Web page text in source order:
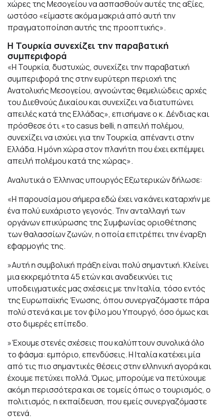
χώρες της Μεσογείου να ασπασθούν αυτές της αξίες,
ωστόσο «είμαστε ακόμα μακριά από αυτή την
πραγματοποίηση αυτής της προοπτικής».
Η Τουρκία συνεχίζει την παραβατική
συμπεριφορά
«Η Τουρκία, δυστυχώς, συνεχίζει την παραβατική
συμπεριφορά της στην ευρύτερη περιοχή της
Ανατολικής Μεσογείου, αγνοώντας θεμελιώδεις αρχές
του Διεθνούς Δικαίου και συνεχίζει να διατυπώνει
απειλές κατά της Ελλάδας», επισήμανε ο κ. Δένδιας και
πρόσθεσε ότι «το casus belli, η απειλή πολέμου,
συνεχίζει να ισχύει για την Τουρκία, απέναντι στην
Ελλάδα. Η μόνη χώρα στον πλανήτη που έχει εκπέμψει
απειλή πολέμου κατά της χώρας».
Αναλυτικά ο Έλληνας υπουργός Εξωτερικών δήλωσε:
«Η παρουσία μου σήμερα εδώ έχει να κάνει καταρχήν με
ένα πολύ ευχάριστο γεγονός. Την ανταλλαγή των
οργάνων επικύρωσης της Συμφωνίας οριοθέτησης
των θαλασσίων ζωνών, η οποία επιτρέπει την έναρξη
εφαρμογής της.
»Αυτή η συμβολική πράξη είναι πολύ σημαντική. Κλείνει
μια εκκρεμότητα 45 ετών και αναδεικνύει τις
υποδειγματικές μας σχέσεις με την Ιταλία, τόσο εντός
της Ευρωπαϊκής Ένωσης, όπου συνεργαζόμαστε πάρα
πολύ στενά και με τον φίλο μου Υπουργό, όσο όμως και
στο διμερές επίπεδο.
»Έχουμε στενές σχέσεις που καλύπτουν συνολικά όλο
το φάσμα: εμπόριο, επενδύσεις. Η Ιταλία κατέχει μία
από τις πιο σημαντικές θέσεις στην ελληνική αγορά και
έχουμε πετύχει πολλά. Όμως, μπορούμε να πετύχουμε
ακόμη περισσότερα και σε τομείς όπως ο τουρισμός, ο
πολιτισμός, η εκπαίδευση, που εμείς συνεργαζόμαστε
στενά.